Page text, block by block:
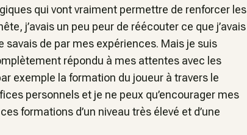
qui vont vraiment permettre de renforcer les
j’avais un peu peur de réécouter ce que j’avais
savais de par mes expériences. Mais je suis
répondu à mes attentes avec les
exemple la formation du joueur à travers le
personnels et je ne peux qu’encourager mes
formations d’un niveau très élevé et d’une